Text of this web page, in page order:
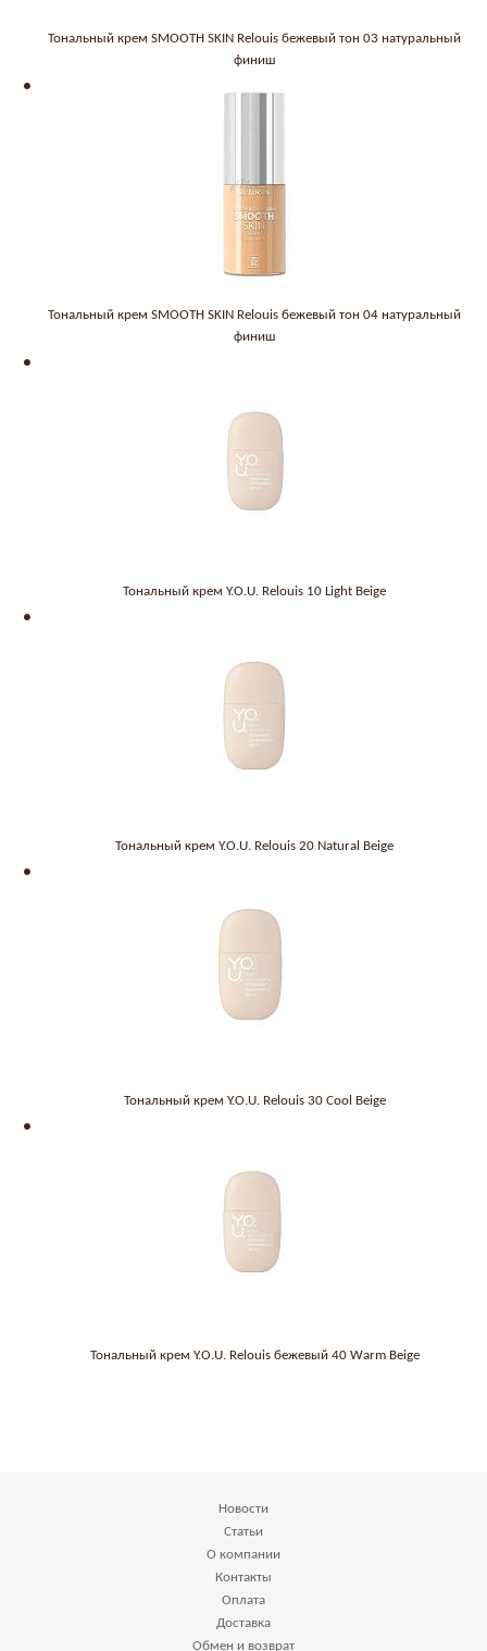
Тональный крем SMOOTH SKIN Relouis бежевый тон 03 натуральный
финиш
Тональный крем SMOOTH SKIN Relouis бежевый тон 04 натуральный
финиш
Тональный крем Y.O.U. Relouis 10 Light Beige
Тональный крем Y.O.U. Relouis 20 Natural Beige
Тональный крем Y.O.U. Relouis 30 Cool Beige
Тональный крем Y.O.U. Relouis бежевый 40 Warm Beige
Новости
Статьи
О компании
Контакты
Оплата
Доставка
Обмен и возврат